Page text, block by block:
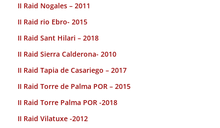
II Raid Nogales – 2011
II Raid rio Ebro- 2015
II Raid Sant Hilari – 2018
II Raid Sierra Calderona- 2010
II Raid Tapia de Casariego – 2017
II Raid Torre de Palma POR – 2015
II Raid Torre Palma POR -2018
II Raid Vilatuxe -2012